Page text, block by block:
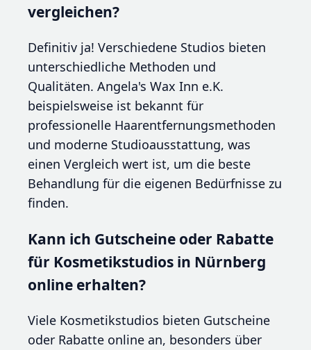
vergleichen?
Definitiv ja! Verschiedene Studios bieten
unterschiedliche Methoden und
Qualitäten. Angela's Wax Inn e.K.
beispielsweise ist bekannt für
professionelle Haarentfernungsmethoden
und moderne Studioausstattung, was
einen Vergleich wert ist, um die beste
Behandlung für die eigenen Bedürfnisse zu
finden.
Kann ich Gutscheine oder Rabatte
für Kosmetikstudios in Nürnberg
online erhalten?
Viele Kosmetikstudios bieten Gutscheine
oder Rabatte online an, besonders über